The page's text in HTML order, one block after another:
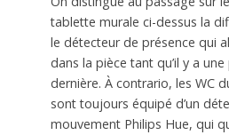
tablette murale ci-dessus la
le détecteur de présence qui
dans la pièce tant qu’il y a
dernière. À contrario, les WC
sont toujours équipé d’un
mouvement Philips Hue, qui